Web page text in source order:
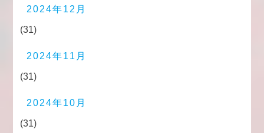
2024年12月
(31)
2024年11月
(31)
2024年10月
(31)